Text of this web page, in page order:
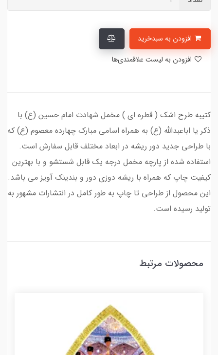
کتیبه طرح اشک ( قطره ای ) مخمل شهادت امام حسین (ع) با
ذکر یا اباعبدالله (ع) به همراه اسامی مبارک چهارده معصوم (ع) که
با طراحی جدید دور ریشه در ابعاد مختلف قابل سفارش است.
استفاده شده از پارچه مخمل درجه یک قابل شستشو و با بهترین
کیفیت چاپ که همراه با ریشه دوزی دور و بندینک آویز می باشد.
این محصول از طراحی تا چاپ به طور کامل در انتشارات مشهور به
تولید رسیده است.
محصولات مرتبط